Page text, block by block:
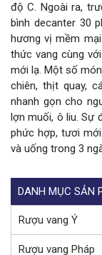
độ C. Ngoài ra,
bình decanter 30
hương vị mềm
thức vang cùng
mới lạ. Một số
chiên, thịt quay,
nhanh gọn cho
lợn muối, ô liu. Sự
phức hợp, tươi
và uống trong 3
DANH MỤC SẢN
Rượu vang Ý
Rượu vang Pháp